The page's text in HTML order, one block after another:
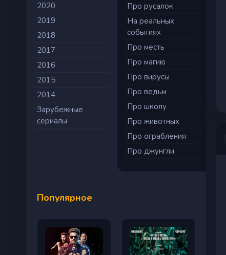
2020
2019
2018
2017
2016
2015
2014
Зарубежные
сериалы
Про русалок
На реальных
событиях
Про месть
Про магию
Про вирусы
Про ведьм
Про школу
Про животных
Про ограбления
Про джунгли
Популярное